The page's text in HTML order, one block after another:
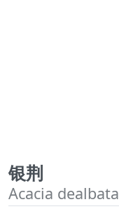
银荆
Acacia dealbata